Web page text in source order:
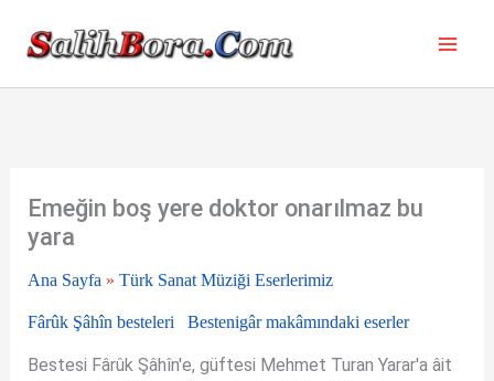
Emeğin boş yere doktor onarılmaz bu
yara
Ana Sayfa » Türk Sanat Müziği Eserlerimiz
Fârûk Şâhîn besteleri Bestenigâr makâmındaki eserler
Bestesi Fârûk Şâhîn'e, güftesi Mehmet Turan Yarar'a âit